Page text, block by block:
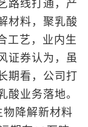
路线打通，产
材料，聚乳酸
工艺，业内生
证券认为，虽
期看，公司打
酸业务落地。
降解新材料